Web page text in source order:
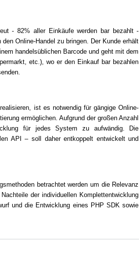
- 82% aller Einkäufe werden bar bezahlt -
Online-Handel zu bringen. Der Kunde erhält
handelsüblichen Barcode und geht mit dem
etc.), wo er den Einkauf bar bezahlen
ist es notwendig für gängige Online-
ermöglichen. Aufgrund der großen Anzahl
für jedes System zu aufwändig. Die
API – soll daher entkoppelt entwickelt und
betrachtet werden um die Relevanz
der individuellen Komplettentwicklung
und die Entwicklung eines PHP SDK sowie